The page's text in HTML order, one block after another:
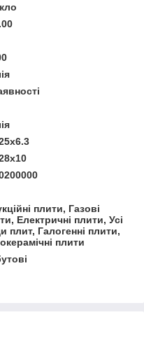
плити, Газові
Електричні плити, Усі
плит, Галогенні плити,
плити